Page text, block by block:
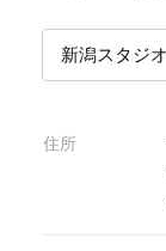
住所